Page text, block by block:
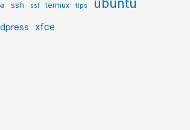
ssh ssl termux tips ubuntu
xfce